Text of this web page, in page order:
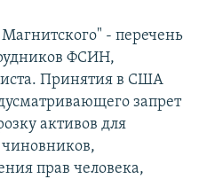
- перечень
ФСИН,
Принятия в США
запрет
активов для
прав человека,